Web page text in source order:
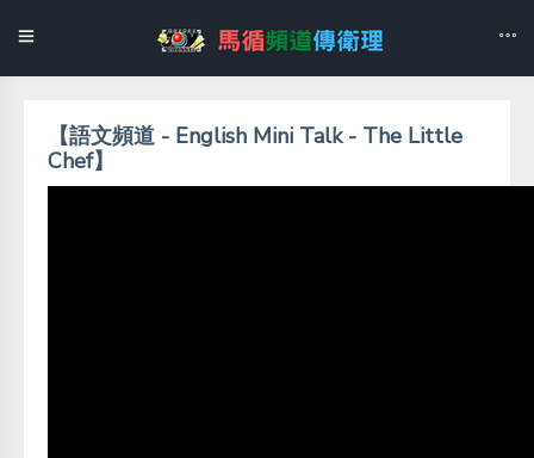
【語文頻道 - English Mini Talk - The Little
Chef】